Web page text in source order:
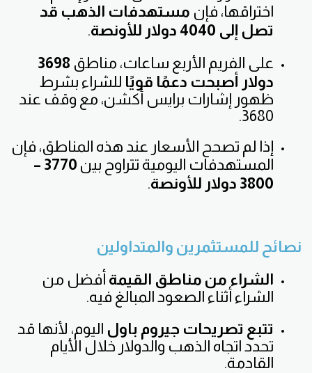
اختراقها، فإن مستهدفات الذهب قد
تصل إلى 4040 دولار للأونصة
.
على الفريم الأربع ساعات، مناطق 3698
دولار أصبحت دعمًا قويًا للشراء بشرط
ظهور إشارات برايس أكشن، مع وقف عند
3680.
إذا لم تصحح الأسعار عند هذه المناطق، فإن
المستهدفات اليومية تتراوح بين
3770 –
3800 دولار للأونصة
.
نصائح للمستثمرين والمتداولين
الشراء من مناطق القيمة أفضل من
الشراء أثناء الصعود المبالغ فيه.
تتبع تصريحات جيروم باول اليوم، لأنها قد
تحدد اتجاه الذهب والدولار خلال الأيام
القادمة.